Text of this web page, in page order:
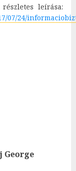
leírása:
07/24/
George